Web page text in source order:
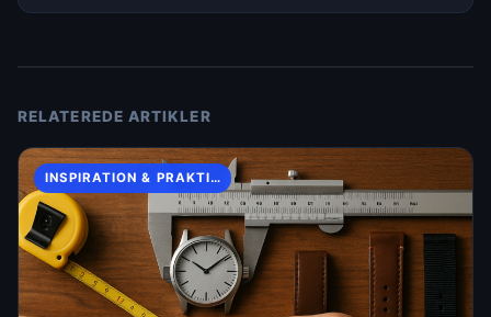
RELATEREDE ARTIKLER
INSPIRATION & PRAKTISKE TIPS